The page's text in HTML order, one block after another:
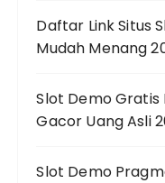
Daftar Link Situs
Mudah Menang
Slot Demo Gratis
Gacor Uang Asli
Slot Demo